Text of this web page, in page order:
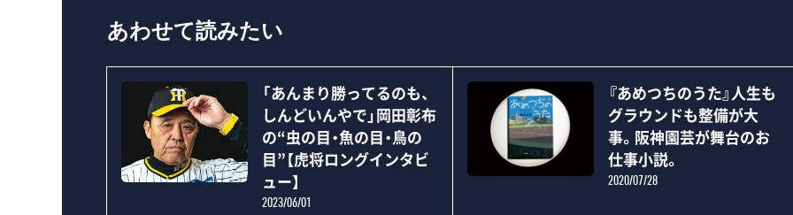
あわせて読みたい
「あんまり勝ってるのも、
しんどいんやで」岡田彰布
の“虫の目・魚の目・鳥の
目”【虎将ロングインタビ
ュー】
2023/06/01
『あめつちのうた』人生も
グラウンドも整備が大
事。阪神園芸が舞台のお
仕事小説。
2020/07/28